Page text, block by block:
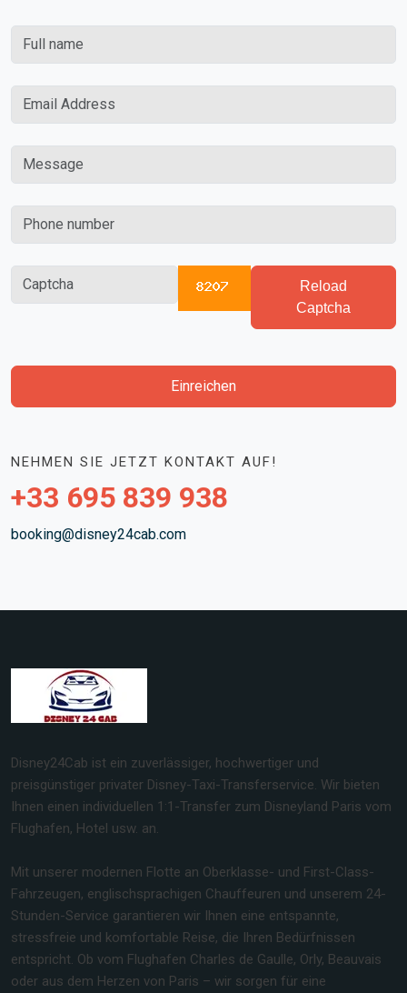
Reload
Captcha
Einreichen
NEHMEN SIE JETZT KONTAKT AUF!
+33 695 839 938
booking@disney24cab.com
Disney24Cab ist ein zuverlässiger, hochwertiger und
preisgünstiger privater Disney-Taxi-Transferservice. Wir bieten
Ihnen einen individuellen 1:1-Transfer zum Disneyland Paris vom
Flughafen, Hotel usw. an.
Mit unserer modernen Flotte an Oberklasse- und First-Class-
Fahrzeugen, englischsprachigen Chauffeuren und unserem 24-
Stunden-Service garantieren wir Ihnen eine entspannte,
stressfreie und komfortable Reise, die Ihren Bedürfnissen
entspricht. Ob vom Flughafen Charles de Gaulle, Orly, Beauvais
oder aus dem Herzen von Paris – wir sorgen für eine